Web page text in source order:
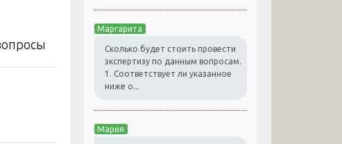
Маргарита
Сколько будет стоить провести
экспертизу по данным вопросам.
1. Соответствует ли указанное
ниже о...
Мария